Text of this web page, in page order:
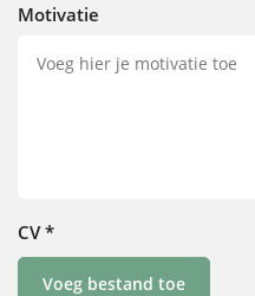
Motivatie
CV*
Voeg bestand toe